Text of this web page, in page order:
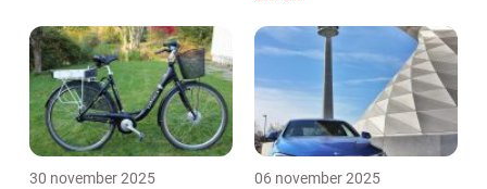
30 november 2025 06 november 2025